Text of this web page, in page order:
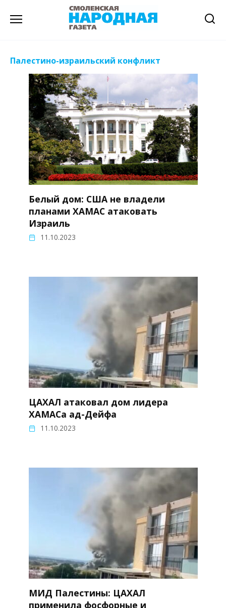
Палестино-израильский конфликт
Белый дом: США не владели
планами ХАМАС атаковать
Израиль
11.10.2023
ЦАХАЛ атаковал дом лидера
ХАМАСа ад-Дейфа
11.10.2023
МИД Палестины: ЦАХАЛ
применила фосфорные и